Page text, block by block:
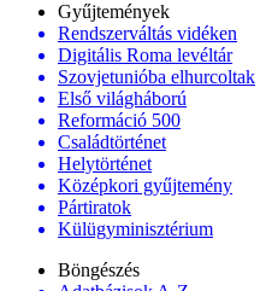
Gyűjtemények
Rendszerváltás vidéken
Digitális Roma levéltár
Szovjetunióba elhurcoltak
Első világháború
Reformáció 500
Családtörténet
Helytörténet
Középkori gyűjtemény
Pártiratok
Külügyminisztérium
Böngészés